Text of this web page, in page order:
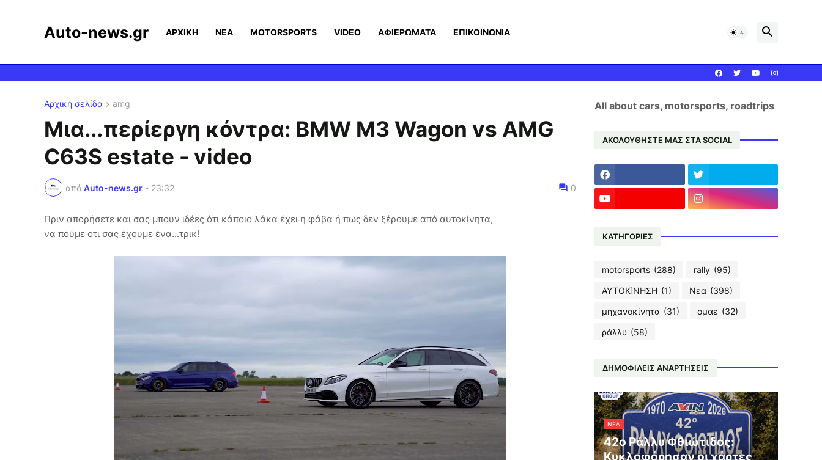
Auto-news.gr ΑΡΧΙΚΗ ΝΕΑ MOTORSPORTS VIDEO ΑΦΙΕΡΩΜΑΤΑ ΕΠΙΚΟΙΝΩΝΙΑ
Αρχική σελίδα amg
Μια...περίεργη κόντρα: BMW M3 Wagon vs AMG
C63S estate - video
από Auto-news.gr - 23:32 0
Πριν απορήσετε και σας μπουν ιδέες ότι κάποιο λάκα έχει η φάβα ή πως δεν ξέρουμε από αυτοκίνητα,
να πούμε οτι σας έχουμε ένα...τρικ!
All about cars, motorsports, roadtrips
ΑΚΟΛΟΥΘΗΣΤΕ ΜΑΣ ΣΤΑ SOCIAL
ΚΑΤΗΓΟΡΙΕΣ
motorsports (288) rally (95)
ΑΥΤΟΚΊΝΗΣΗ (1) Νεα (398)
μηχανοκίνητα (31) ομαε (32)
ράλλυ (58)
ΔΗΜΟΦΙΛΕΙΣ ΑΝΑΡΤΗΣΕΙΣ
ΝΕΑ
42ο Ράλλυ Φθιώτιδος:
Κυκλοφόρησαν οι χάρτες